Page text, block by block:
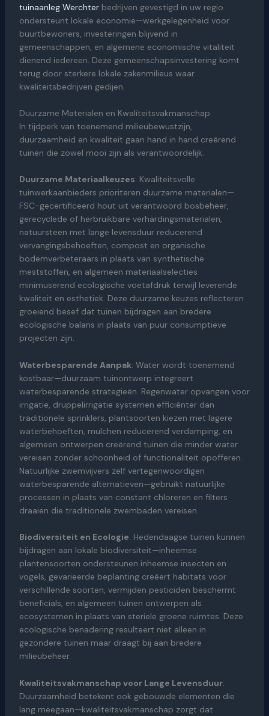
tuinaanleg Werchterbedrijven gevestigd in uw regio
ondersteunt lokale economie—werkgelegenheid voor
buurtbewoners, investeringen blijvend in
gemeenschappen, en algemene economische vitaliteit
dienend iedereen. Deze gemeenschapsinvestering komt
terug door sterkere lokale zakenmilieus waar
kwaliteitsbedrijven gedijen.
Duurzame Materialen en Kwaliteitsvakmanschap
In tijdperk van toenemend milieubewustzijn,
duurzaamheid en kwaliteit gaan hand in hand creërend
tuinen die zowel mooi zijn als verantwoordelijk.
Duurzame Materiaalkeuzes: Kwaliteitsvolle
tuinwerkaanbieders prioriteren duurzame materialen—
FSC-gecertificeerd hout uit verantwoord bosbeheer,
gerecyclede of herbruikbare verhardingsmaterialen,
natuursteen met lange levensduur reducerend
vervangingsbehoeften, compost en organische
bodemverbeteraars in plaats van synthetische
meststoffen, en algemeen materiaalselecties
minimuserend ecologische voetafdruk terwijl leverende
kwaliteit en esthetiek. Deze duurzame keuzes reflecteren
groeiend besef dat tuinen bijdragen aan bredere
ecologische balans in plaats van puur consumptieve
projecten zijn.
Waterbesparende Aanpak: Water wordt toenemend
kostbaar—duurzaam tuinontwerp integreert
waterbesparende strategieën. Regenwater opvangen voor
irrigatie, druppelirrigatie systemen efficiënter dan
traditionele sprinklers, plantsoorten kiezen met lagere
waterbehoeften, mulchen reducerend verdamping, en
algemeen ontwerpen creërend tuinen die minder water
vereisen zonder schoonheid of functionaliteit opofferen.
Natuurlijke zwemvijvers zelf vertegenwoordigen
waterbesparende alternatieven—gebruikt natuurlijke
processen in plaats van constant chloreren en filters
draaien die traditionele zwembaden vereisen.
Biodiversiteit en Ecologie: Hedendaagse tuinen kunnen
bijdragen aan lokale biodiversiteit—inheemse
plantensoorten ondersteunen inheemse insecten en
vogels, gevarieerde beplanting creëert habitats voor
verschillende soorten, vermijden pesticiden beschermt
beneficials, en algemeen tuinen ontwerpen als
ecosystemen in plaats van steriele groene ruimtes. Deze
ecologische benadering resulteert niet alleen in
gezondere tuinen maar draagt bij aan bredere
milieubeheer.
Kwaliteitsvakmanschap voor Lange Levensduur:
Duurzaamheid betekent ook gebouwde elementen die
lang meegaan—kwaliteitsvakmanschap zorgt dat